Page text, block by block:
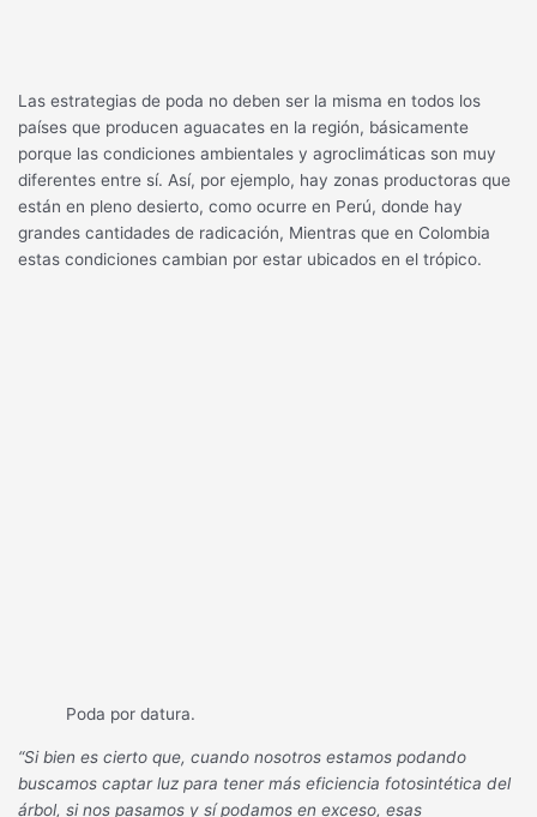
Las estrategias de poda no deben ser la misma en todos los
países que producen aguacates en la región, básicamente
porque las condiciones ambientales y agroclimáticas son muy
diferentes entre sí. Así, por ejemplo, hay zonas productoras que
están en pleno desierto, como ocurre en Perú, donde hay
grandes cantidades de radicación, Mientras que en Colombia
estas condiciones cambian por estar ubicados en el trópico.
Poda por datura.
“Si bien es cierto que, cuando nosotros estamos podando
buscamos captar luz para tener más eficiencia fotosintética del
árbol, si nos pasamos y sí podamos en exceso, esas